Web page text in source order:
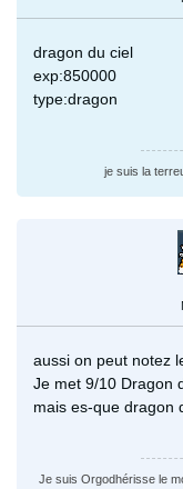
dragon du ciel
exp:850000
type:dragon
je suis la
aussi on peut notez
Je met 9/10 Dragon
mais es-que dragon
Je suis Orgodhérisse le